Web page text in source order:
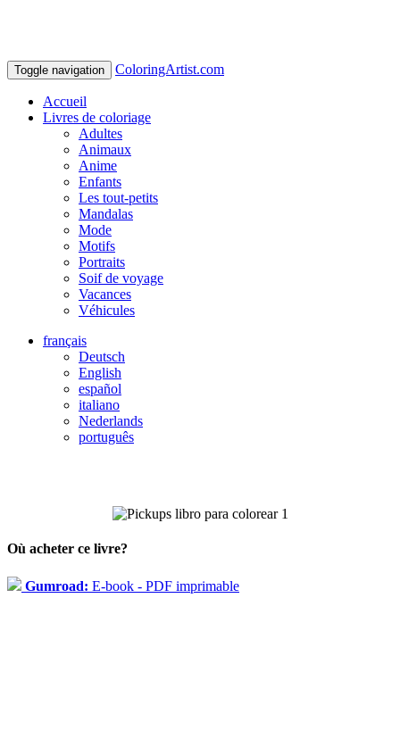
Toggle navigation ColoringArtist.com
Accueil
Livres de coloriage
Adultes
Animaux
Anime
Enfants
Les tout-petits
Mandalas
Mode
Motifs
Portraits
Soif de voyage
Vacances
Véhicules
français
Deutsch
English
español
italiano
Nederlands
português
Où acheter ce livre?
Gumroad: E-book - PDF imprimable